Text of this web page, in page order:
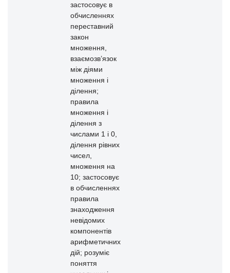
застосовує в
обчисленнях
переставний
закон
множення,
взаємозв’язок
між діями
множення і
ділення;
правила
множення і
ділення з
числами 1 і 0,
ділення рівних
чисел,
множення на
10; застосовує
в обчисленнях
правила
знаходження
невідомих
компонентів
арифметичних
дій; розуміє
поняття